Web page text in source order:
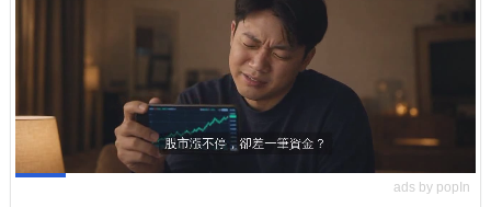
ads by popIn